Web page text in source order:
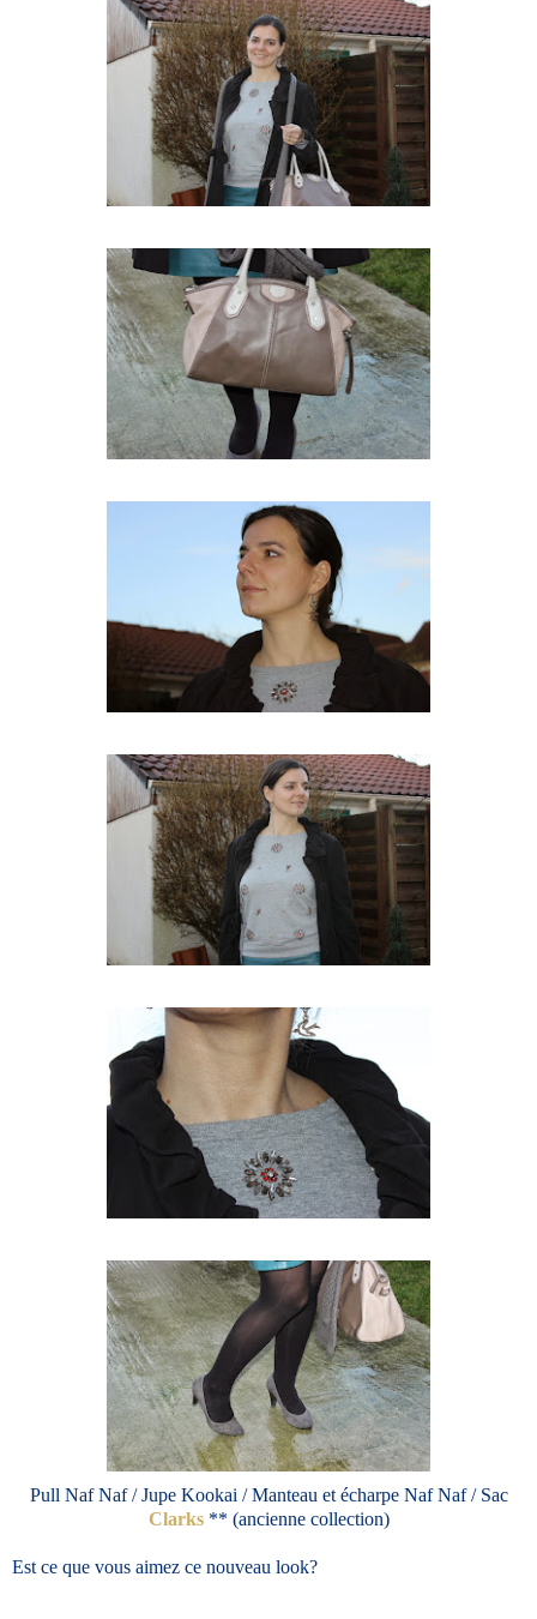
Pull Naf Naf / Jupe Kookai / Manteau et écharpe Naf Naf / Sac
Clarks ** (ancienne collection)
Est ce que vous aimez ce nouveau look?